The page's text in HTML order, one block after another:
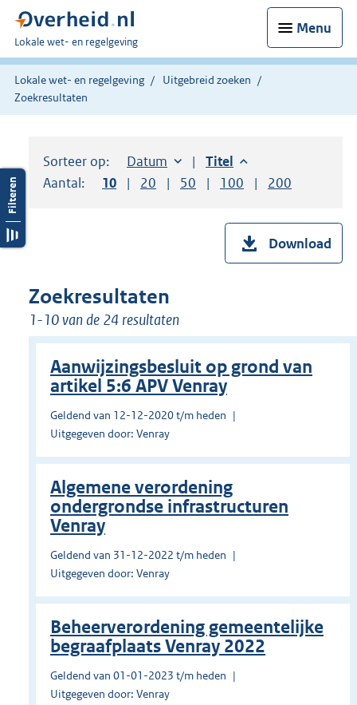
Menu
U
bent
hier:
Lokale wet- en regelgeving
Lokale wet- en regelgeving
Uitgebreid zoeken
Zoekresultaten
Sorteer op: Sorteer op:
Datum aflopendSorteer op:
Titel aflopend
Aantal:
Toon
10 resultaten per pagina
Toon
20 resultaten per pagina
Toon
50 resultaten per pagina
Toon
100 resultaten per
Toon
200
Download
Zoekresultaten
1-10 van de 24 resultaten
Aanwijzingsbesluit op grond van
artikel 5:6 APV Venray
Geldend van 12-12-2020 t/m heden
Uitgegeven door: Venray
Algemene verordening
ondergrondse infrastructuren
Venray
Geldend van 31-12-2022 t/m heden
Uitgegeven door: Venray
Beheerverordening gemeentelijke
begraafplaats Venray 2022
Geldend van 01-01-2023 t/m heden
Uitgegeven door: Venray